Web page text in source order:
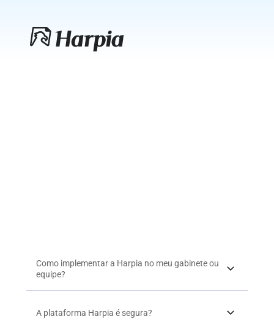
Como implementar a Harpia no meu gabinete ou
equipe?
A plataforma Harpia é segura?